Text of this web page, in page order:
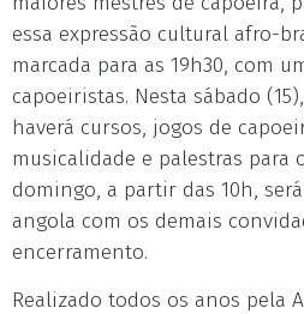
essa expressão cultural afro-
marcada para as 19h30, com
capoeiristas. Nesta sábado
haverá cursos, jogos de
musicalidade e palestras para
domingo, a partir das 10h,
angola com os demais
encerramento.
Realizado todos os anos pela